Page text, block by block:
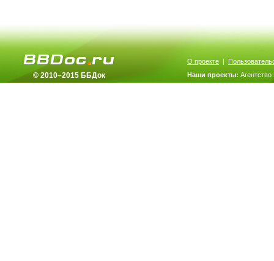
© 2010–2015 ББДок
О проекте |
Наши проекты: